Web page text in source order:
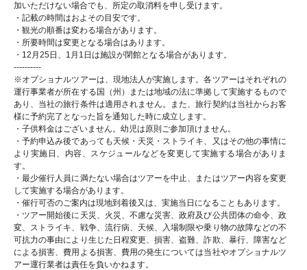
加いただけない場合でも、所定の取消料を申し受けます。
・記載の時間はおよその目安です。
・観光の順番は変わる場合があります。
・所要時間は変更となる場合はあります。
・12月25日、1月1日は施設が閉館となる場合があります。
----------
※オプショナルツアーは、現地法人が実施します。各ツアーはそれぞれの
運行事業者が所在する国（州）または地域の法に準拠して実施するもので
あり、当社の旅行条件は適用されません。また、旅行契約は当社からお客
様に予約完了となった旨を通知した時に成立します。
・子供料金はございません。幼児は原則ご参加頂けません。
・予約申込み後であっても天候・天災・ストライキ、又はその他の事情に
より実施日、内容、スケジュールなどを変更して実施する場合がありま
す。
・最少催行人員に満たない場合はツアーを中止、またはツアー内容を変更
して実施する場合があります。
・催行可否のご案内は現地到着後又は、実施当日になることもあります。
・ツアー開始後に天災、火災、不慮な災害、政府及び公共団体の命令、政
変、ストライキ、戦争、流行病、天候、入場制限や乗り物の故障などの不
可抗力の事由により生じた日程変更、損害、盗難、詐欺、暴行、障害など
による損害、費用よる損害、費用の発生については当社やオプショナルツ
アー運行業者は責任を負いかねます。